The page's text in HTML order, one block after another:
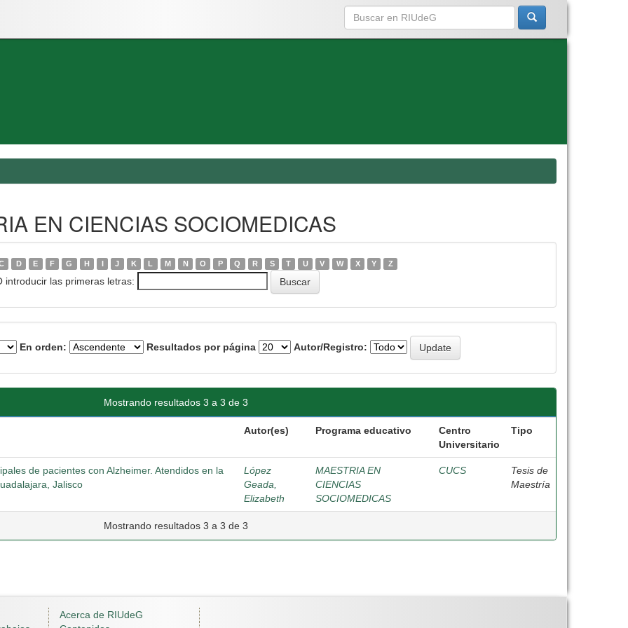
EN CIENCIAS SOCIOMEDICAS
D E F G H I J K L M N O P Q R S T U V W X Y Z
introducir las primeras letras:
En orden: Resultados por página Autor/Registro:
Mostrando resultados 3 a 3 de 3
Autor(es) Programa educativo
Centro
Universitario
Tipo
de pacientes con Alzheimer. Atendidos en la
Jalisco
López
Geada,
Elizabeth
MAESTRIA EN
CIENCIAS
SOCIOMEDICAS
CUCS
Tesis de
Maestría
Mostrando resultados 3 a 3 de 3
Acerca de RIUdeG